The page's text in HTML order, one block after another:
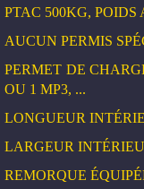
PTAC 500KG, POIDS
AUCUN PERMIS
PERMET DE
OU 1 MP3, ...
LONGUEUR
LARGEUR
REMORQUE